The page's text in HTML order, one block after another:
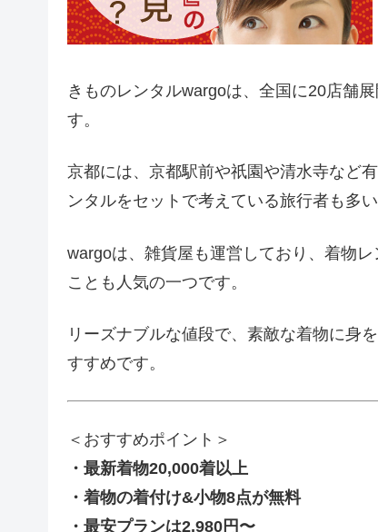
きものレンタルwargoは、全国に20店舗
す。
京都には、京都駅前や祇園や清水寺など
ンタルをセットで考えている旅行者も多い
wargoは、雑貨屋も運営しており、着物
ことも人気の一つです。
リーズナブルな値段で、素敵な着物に身
すすめです。
＜おすすめポイント＞
・最新着物20,000着以上
・着物の着付け&小物8点が無料
・最安プランは2,980円〜